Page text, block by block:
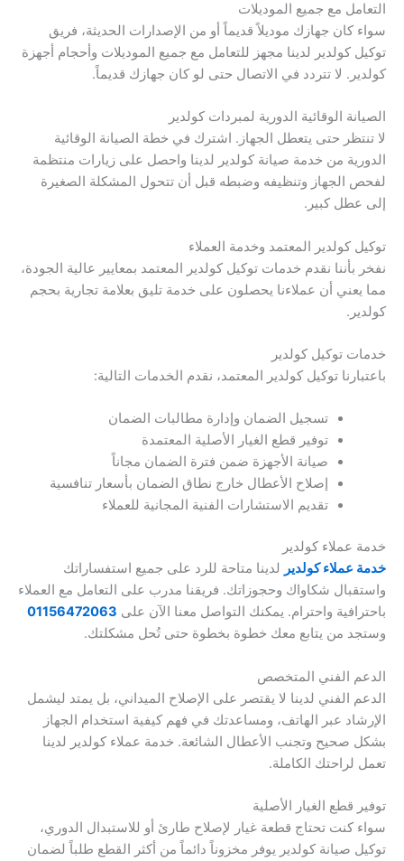
التعامل مع جميع الموديلات
سواء كان جهازك موديلاً قديماً أو من الإصدارات الحديثة، فريق
توكيل كولدير لدينا مجهز للتعامل مع جميع الموديلات وأحجام أجهزة
كولدير. لا تتردد في الاتصال حتى لو كان جهازك قديماً.
الصيانة الوقائية الدورية لمبردات كولدير
لا تنتظر حتى يتعطل الجهاز. اشترك في خطة الصيانة الوقائية
الدورية من خدمة صيانة كولدير لدينا واحصل على زيارات منتظمة
لفحص الجهاز وتنظيفه وضبطه قبل أن تتحول المشكلة الصغيرة
إلى عطل كبير.
توكيل كولدير المعتمد وخدمة العملاء
نفخر بأننا نقدم خدمات توكيل كولدير المعتمد بمعايير عالية الجودة،
مما يعني أن عملاءنا يحصلون على خدمة تليق بعلامة تجارية بحجم
كولدير.
خدمات توكيل كولدير
باعتبارنا توكيل كولدير المعتمد، نقدم الخدمات التالية:
تسجيل الضمان وإدارة مطالبات الضمان
توفير قطع الغيار الأصلية المعتمدة
صيانة الأجهزة ضمن فترة الضمان مجاناً
إصلاح الأعطال خارج نطاق الضمان بأسعار تنافسية
تقديم الاستشارات الفنية المجانية للعملاء
خدمة عملاء كولدير
خدمة عملاء كولدير لدينا متاحة للرد على جميع استفساراتك
واستقبال شكاواك وحجوزاتك. فريقنا مدرب على التعامل مع العملاء
باحترافية واحترام. يمكنك التواصل معنا الآن على 01156472063
وستجد من يتابع معك خطوة بخطوة حتى تُحل مشكلتك.
الدعم الفني المتخصص
الدعم الفني لدينا لا يقتصر على الإصلاح الميداني، بل يمتد ليشمل
الإرشاد عبر الهاتف، ومساعدتك في فهم كيفية استخدام الجهاز
بشكل صحيح وتجنب الأعطال الشائعة. خدمة عملاء كولدير لدينا
تعمل لراحتك الكاملة.
توفير قطع الغيار الأصلية
سواء كنت تحتاج قطعة غيار لإصلاح طارئ أو للاستبدال الدوري،
توكيل صيانة كولدير يوفر مخزوناً دائماً من أكثر القطع طلباً لضمان